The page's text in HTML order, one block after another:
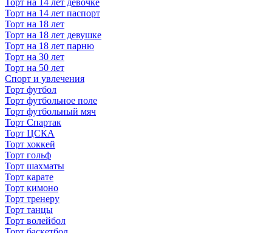
Торт на 14 лет девочке
Торт на 14 лет паспорт
Торт на 18 лет
Торт на 18 лет девушке
Торт на 18 лет парню
Торт на 30 лет
Торт на 50 лет
Спорт и увлечения
Торт футбол
Торт футбольное поле
Торт футбольный мяч
Торт Спартак
Торт ЦСКА
Торт хоккей
Торт гольф
Торт шахматы
Торт карате
Торт кимоно
Торт тренеру
Торт танцы
Торт волейбол